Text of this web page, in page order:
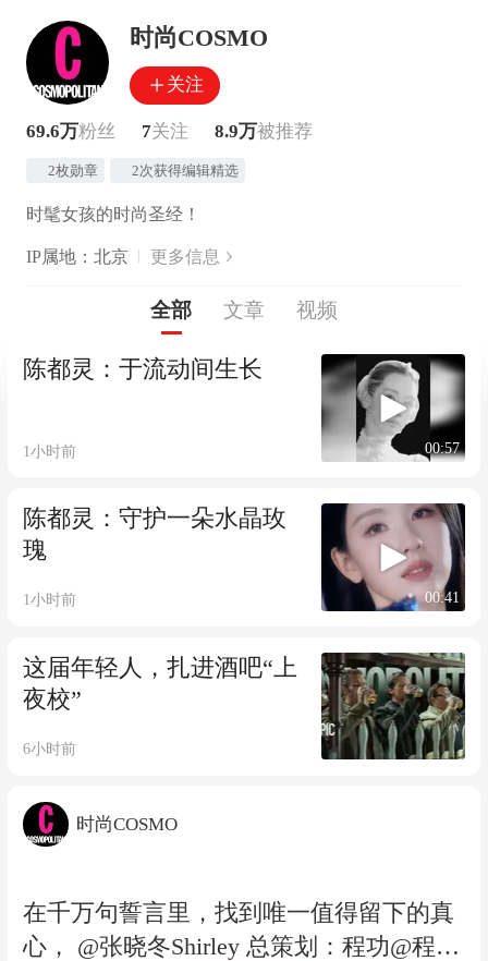
时尚COSMO
关注
69.6万粉丝 7关注 8.9万被推荐
2枚勋章 2次获得编辑精选
时髦女孩的时尚圣经！
IP属地：北京 更多信息
全部 文章 视频
陈都灵：于流动间生长
1小时前 00:57
陈都灵：守护一朵水晶玫
瑰
1小时前 00:41
这届年轻人，扎进酒吧“上
夜校”
6小时前
时尚COSMO
在千万句誓言里，找到唯一值得留下的真
心， @张晓冬Shirley 总策划：程功@程功